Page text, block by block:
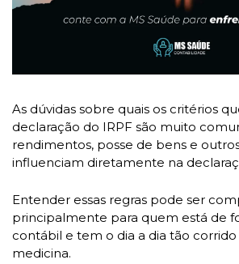
As dúvidas sobre quais os critérios
declaração do IRPF são muito
rendimentos, posse de bens e
influenciam diretamente na
Entender essas regras pode ser
principalmente para quem está de
contábil e tem o dia a dia tão
medicina.